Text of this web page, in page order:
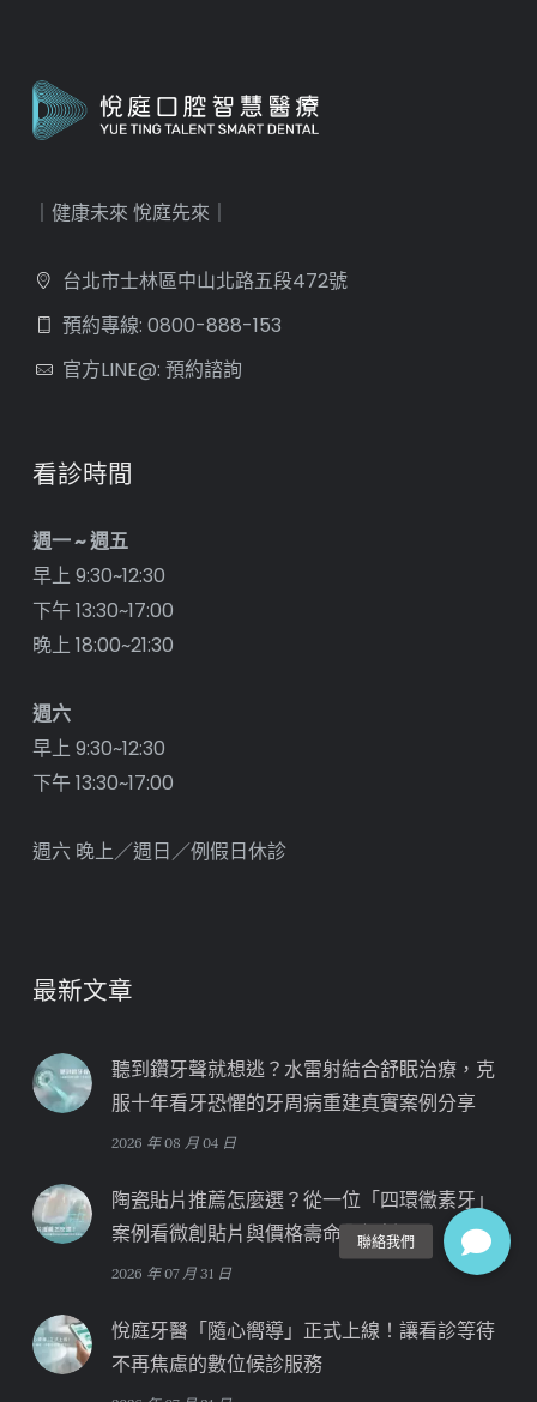
｜健康未來 悅庭先來｜
台北市士林區中山北路五段472號
預約專線: 0800-888-153
官方LINE@: 預約諮詢
看診時間
週一 ~ 週五
早上 9:30~12:30
下午 13:30~17:00
晚上 18:00~21:30
週六
早上 9:30~12:30
下午 13:30~17:00
週六 晚上／週日／例假日休診
最新文章
聽到鑽牙聲就想逃？水雷射結合舒眠治療，克
服十年看牙恐懼的牙周病重建真實案例分享
2026 年 08 月 04 日
陶瓷貼片推薦怎麼選？從一位「四環黴素牙」
案例看微創貼片與價格壽命全解析
2026 年 07 月 31 日
悅庭牙醫「隨心嚮導」正式上線！讓看診等待
不再焦慮的數位候診服務